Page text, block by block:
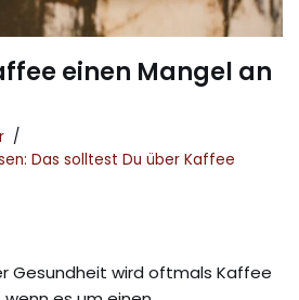
einen Mangel an
Das solltest Du über Kaffee
Gesundheit wird oftmals Kaffee